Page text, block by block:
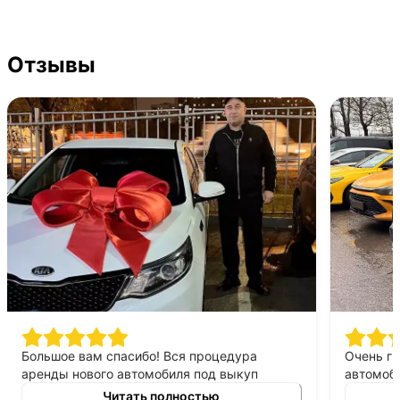
Отзывы
Большое вам спасибо! Вся процедура
аренды нового автомобиля под выкуп
заняла очень мало времени. Менеджер
Читать полностью
Очень